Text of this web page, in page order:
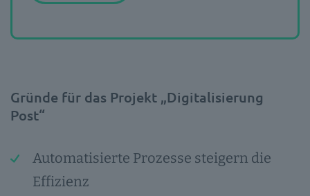
Gründe für das Projekt „Digitalisierung
Post“
Automatisierte Prozesse steigern die
Effizienz